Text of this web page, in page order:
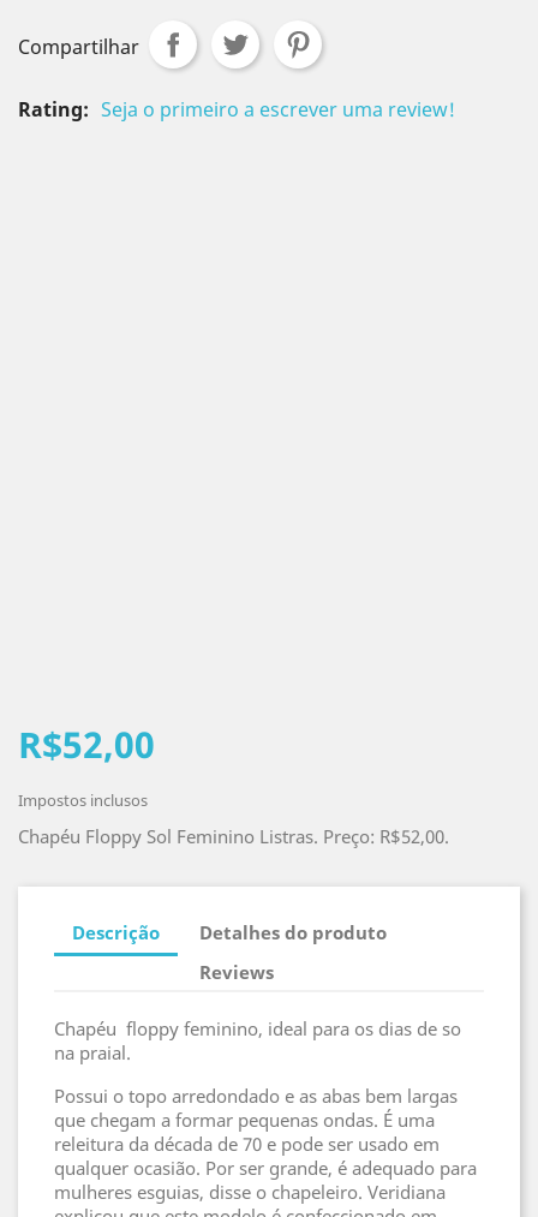
Compartilhar
Rating: Seja o primeiro a escrever uma review!
R$52,00
Impostos inclusos
Chapéu Floppy Sol Feminino Listras. Preço: R$52,00.
Descrição
Detalhes do produto
Reviews
Chapéu floppy feminino, ideal para os dias de so
na praial.
Possui o topo arredondado e as abas bem largas
que chegam a formar pequenas ondas. É uma
releitura da década de 70 e pode ser usado em
qualquer ocasião. Por ser grande, é adequado para
mulheres esguias, disse o chapeleiro. Veridiana